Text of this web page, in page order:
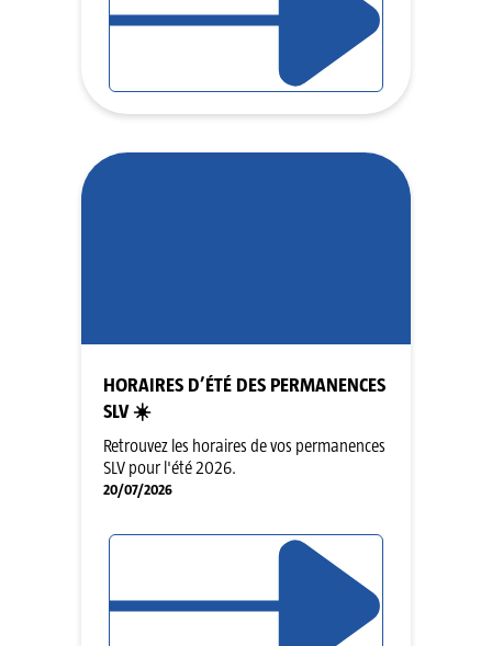
HORAIRES D’ÉTÉ DES PERMANENCES
SLV ☀️
Retrouvez les horaires de vos permanences
SLV pour l'été 2026.
20/07/2026